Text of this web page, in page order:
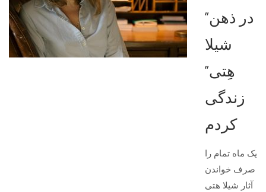
در ذهن”
شیلا
هِتی”
زندگی
کردم
یک ماه تمام را
صرف خواندن
آثار شیلا هتی